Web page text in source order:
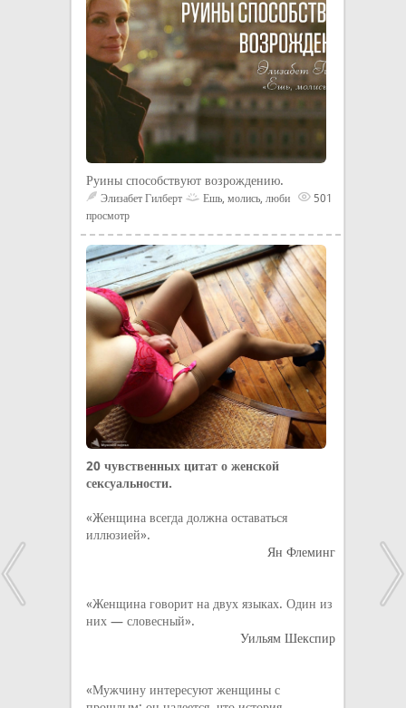
Руины способствуют возрождению.
Элизабет Гилберт Ешь, молись, люби
501
просмотр
20 чувственных цитат о женской
сексуальности.
«Женщина всегда должна оставаться
иллюзией».
Ян Флеминг
«Женщина говорит на двух языках. Один из
них — словесный».
Уильям Шекспир
«Мужчину интересуют женщины с